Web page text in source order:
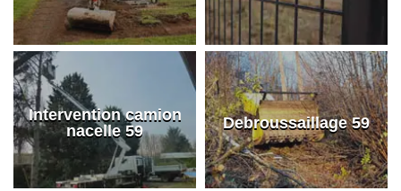
Intervention camion
nacelle 59
Debroussaillage 59